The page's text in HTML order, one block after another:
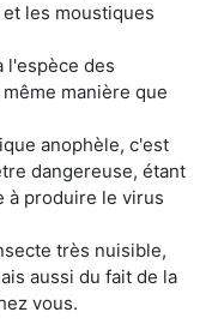
les moustiques
l'espèce des
manière que
anophèle, c'est
dangereuse, étant
à produire le virus
très nuisible,
aussi du fait de la
vous.